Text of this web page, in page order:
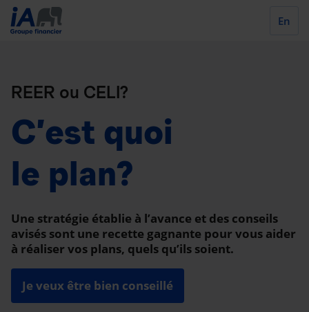
En
REER ou CELI?
C’est quoi
le plan?
Une stratégie établie à l’avance et des conseils
avisés sont une recette gagnante pour vous aider
à réaliser vos plans, quels qu’ils soient.
Je veux être bien conseillé